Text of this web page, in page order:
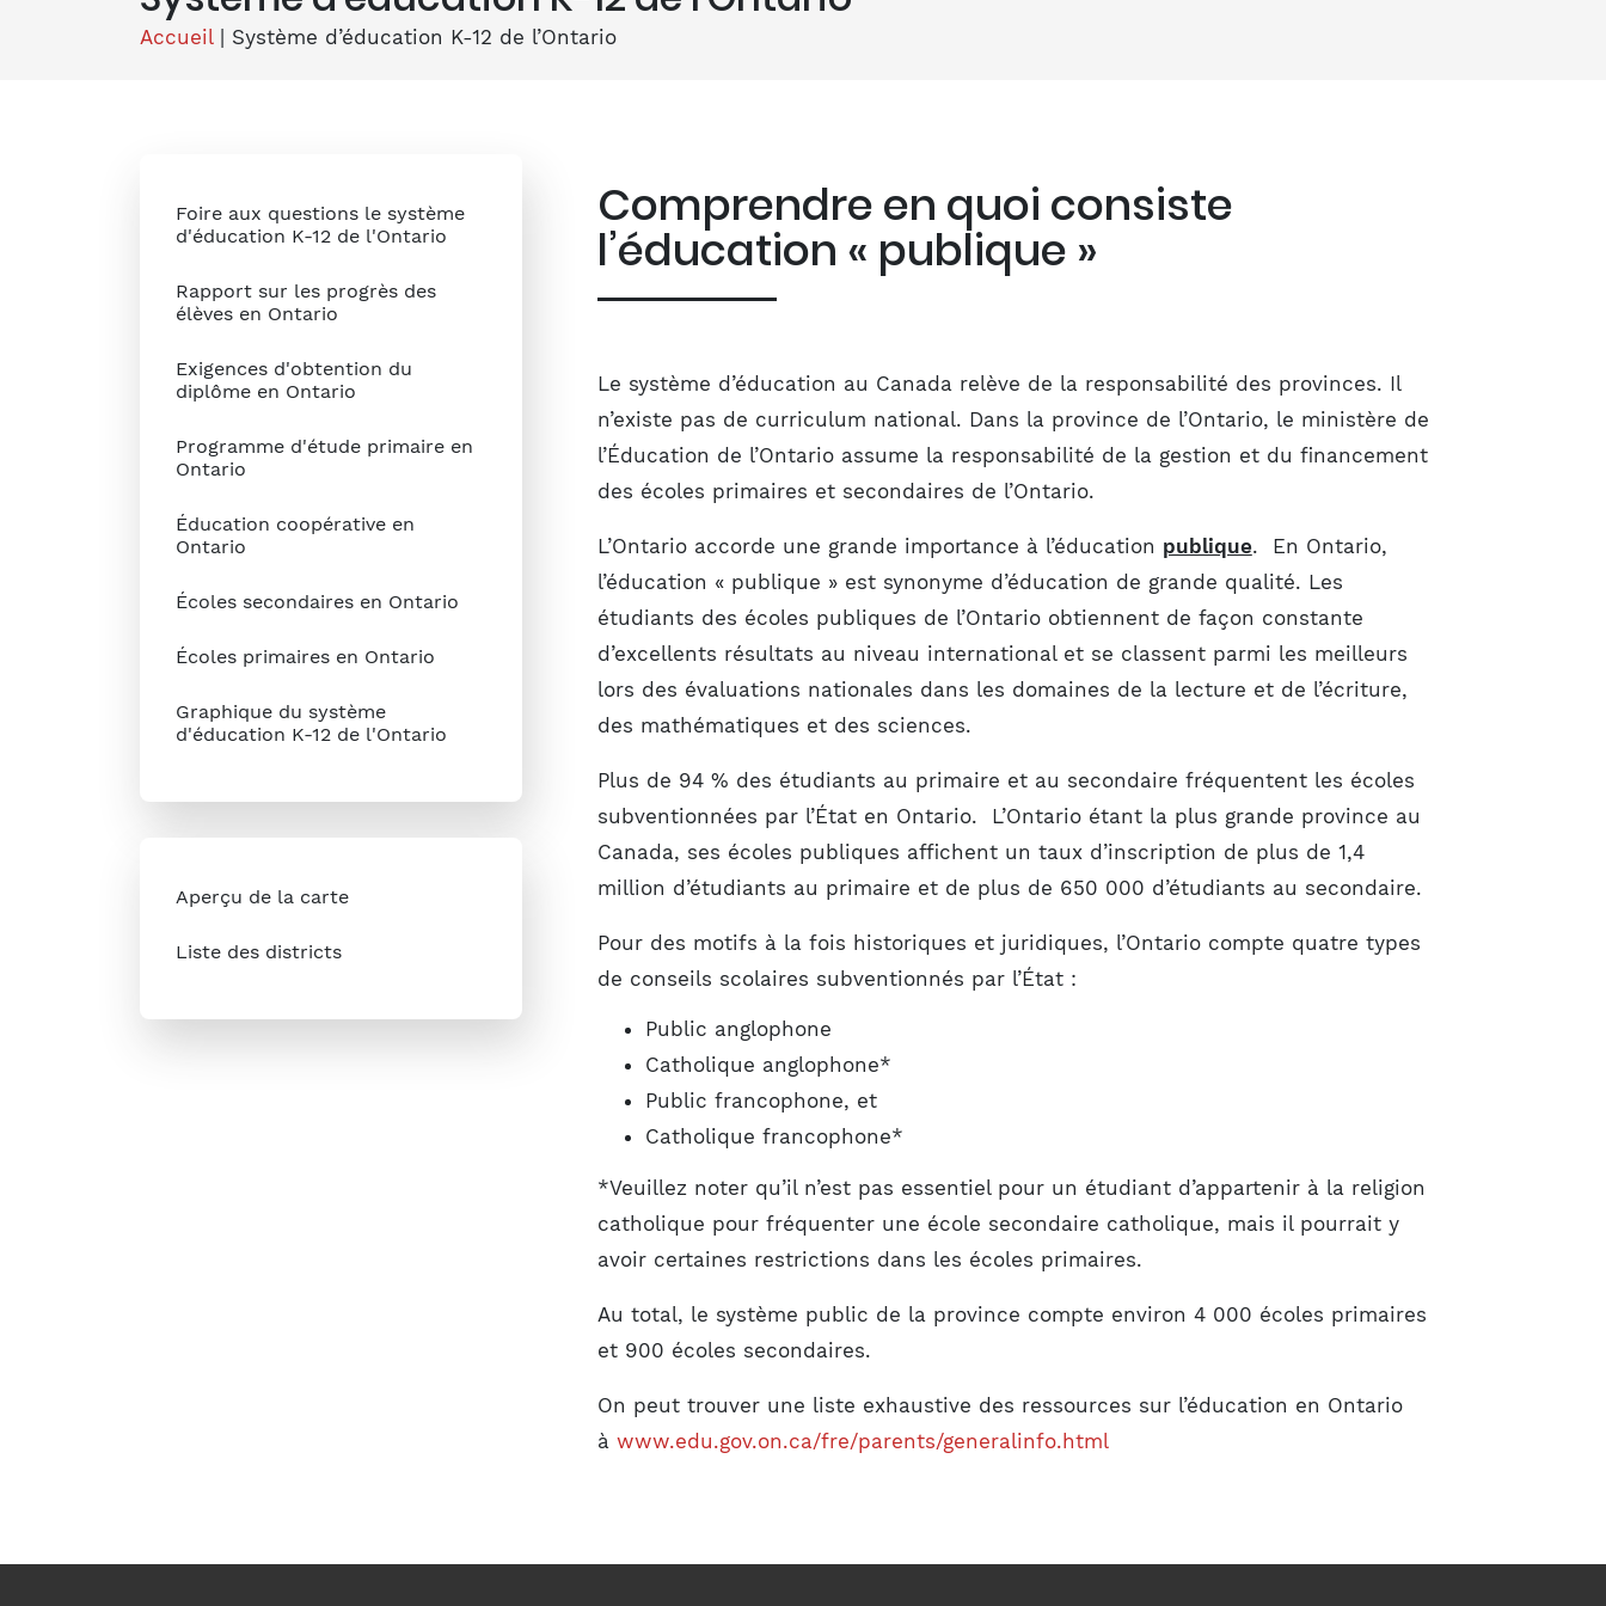
Accueil| Système d’éducation K-12 de l’Ontario
Foire aux questions le système
d'éducation K-12 de l'Ontario
Rapport sur les progrès des
élèves en Ontario
Exigences d'obtention du
diplôme en Ontario
Programme d'étude primaire en
Ontario
Éducation coopérative en
Ontario
Écoles secondaires en Ontario
Écoles primaires en Ontario
Graphique du système
d'éducation K-12 de l'Ontario
Aperçu de la carte
Liste des districts
Comprendre en quoi consiste
l’éducation « publique »
Le système d’éducation au Canada relève de la responsabilité des provinces. Il
n’existe pas de curriculum national. Dans la province de l’Ontario, le ministère de
l’Éducation de l’Ontario assume la responsabilité de la gestion et du financement
des écoles primaires et secondaires de l’Ontario.
L’Ontario accorde une grande importance à l’éducation publique. En Ontario,
l’éducation « publique » est synonyme d’éducation de grande qualité. Les
étudiants des écoles publiques de l’Ontario obtiennent de façon constante
d’excellents résultats au niveau international et se classent parmi les meilleurs
lors des évaluations nationales dans les domaines de la lecture et de l’écriture,
des mathématiques et des sciences.
Plus de 94 % des étudiants au primaire et au secondaire fréquentent les écoles
subventionnées par l’État en Ontario. L’Ontario étant la plus grande province au
Canada, ses écoles publiques affichent un taux d’inscription de plus de 1,4
million d’étudiants au primaire et de plus de 650 000 d’étudiants au secondaire.
Pour des motifs à la fois historiques et juridiques, l’Ontario compte quatre types
de conseils scolaires subventionnés par l’État :
Public anglophone
Catholique anglophone*
Public francophone, et
Catholique francophone*
*Veuillez noter qu’il n’est pas essentiel pour un étudiant d’appartenir à la religion
catholique pour fréquenter une école secondaire catholique, mais il pourrait y
avoir certaines restrictions dans les écoles primaires.
Au total, le système public de la province compte environ 4 000 écoles primaires
et 900 écoles secondaires.
On peut trouver une liste exhaustive des ressources sur l’éducation en Ontario
à www.edu.gov.on.ca/fre/parents/generalinfo.html